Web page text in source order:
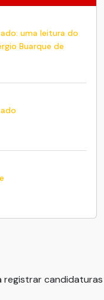
uma leitura do
Buarque de